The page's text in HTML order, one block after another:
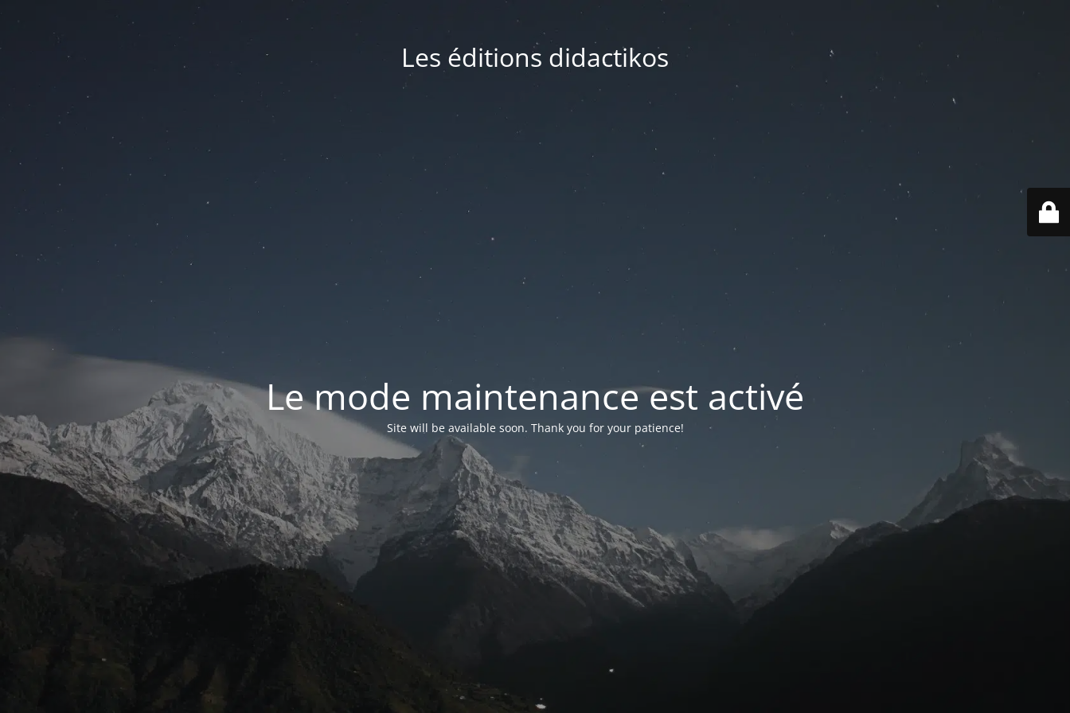
Les éditions didactikos
Le mode maintenance est activé
Site will be available soon. Thank you for your patience!